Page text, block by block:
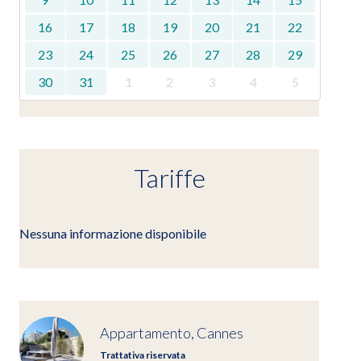
16
17 18 19 20 21
22
23
24 25 26 27 28
29
30
31 1 2 3 4 5
Tariffe
Nessuna informazione disponibile
Appartamento, Cannes
Trattativa riservata